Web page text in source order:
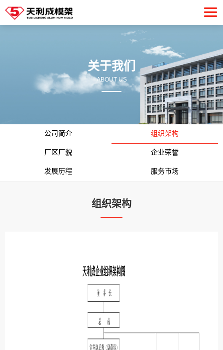
关于我们
ABOUT US
公司简介 组织架构
厂区厂貌 企业荣誉
发展历程 服务市场
组织架构